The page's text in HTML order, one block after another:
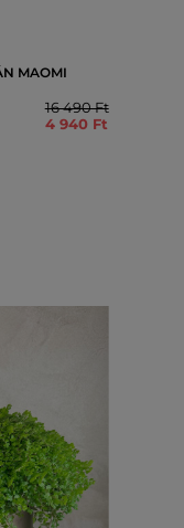
MAOMI
16 490 Ft
4 940 Ft